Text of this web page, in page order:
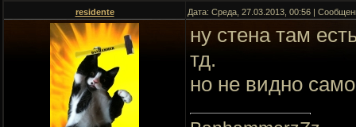
residente Дата: Среда, 27.03.2013, 00:56 |
ну стена там
тд.
но не видно